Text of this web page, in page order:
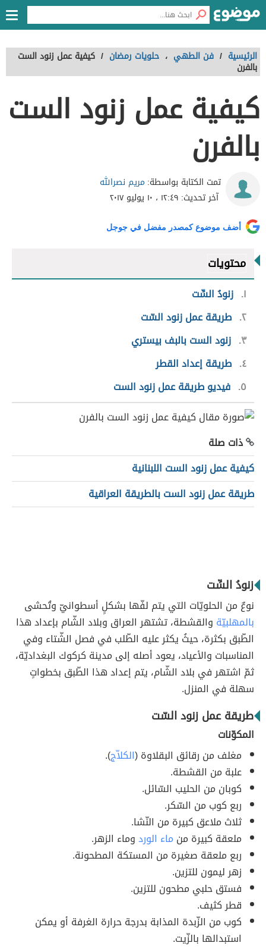
الرئيسية / فن الطهي ، حلويات رمضان / كيفية عمل زنود الست
بالفرن
كيفية عمل زنود الست
بالفرن
تمت الكتابة بواسطة: مريم نصرالله
آخر تحديث: ١٢:٤٩ ، ١٠ يوليو ٢٠١٧
أضف موضوع كمصدر مفضل في جوجل
محتويات
١ زنودُ السِّت
٢ طريقة عمل زنود السّت
٣ زنود الست بالبف بيستري
٤ طريقة إعداد القطر
٥ فيديو طريقة عمل زنود الست
ذات صلة
كيفية عمل زنود الست اللبنانية
طريقة عمل زنود الست بالطريقة العراقية
زنودُ السِّت
نوعٌ من الحلويّات التي يتم لفّها بشكلٍ أسطوانيّ وتُحشى
بالمهلبيّة والقشطة، تشتهر العراق وبلاد الشّام بإعداد هذا
الطّبق بكثرة، حيثُ يكثر عليه الطّلب في فصل الشّتاء وفي
المناسبات والأعياد، يعود أصله إلى مدينة كركوك البغداديّة،
ثمّ اشتهر في بلاد الشّام، يتم إعداد هذا الطّبق بخطواتٍ
سهلة في المنزل.
طريقة عمل زنود السّت
المكوّنات
مغلف من رقائق البقلاوة (الكلاّج).
علبة من القشطة.
كوبان من الحليب السّائل.
ربع كوب من السّكر.
ثلاث ملاعق كبيرة من النّشا.
ملعقة كبيرة من ماء الوردوماء الزهر.
ربع ملعقة صغيرة من المستكة المطحونة.
زهر ليمون للتزين.
فستق حلبي مطحون للتزين.
قطر كثيف.
كوب من الزّبدة المذابة بدرجة حرارة الغرفة أو يمكن
استبدالها بالزّيت.